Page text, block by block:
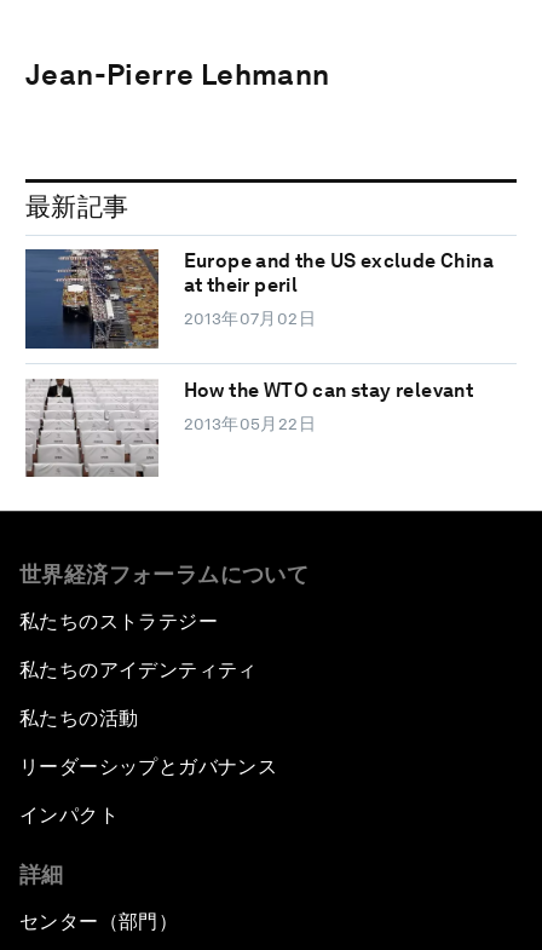
Jean-Pierre Lehmann
最新記事
Europe and the US exclude China
at their peril
2013年07月02日
How the WTO can stay relevant
2013年05月22日
世界経済フォーラムについて
私たちのストラテジー
私たちのアイデンティティ
私たちの活動
リーダーシップとガバナンス
インパクト
詳細
センター（部門）